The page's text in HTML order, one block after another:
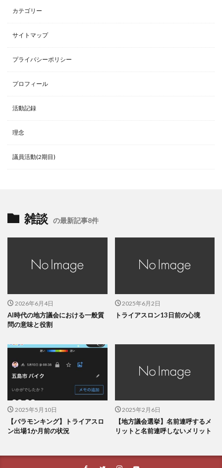
カテゴリー
サイトマップ
プライバシーポリシー
プロフィール
活動記録
理念
議員活動(2期目)
雑談 の最新記事8件
2026年6月4日
AI時代の地方議会における一般質
問の意味と役割
2025年6月2日
トライアスロン13日前の心境
2025年5月10日
【バラモンキング】トライアスロ
ン出場1か月前の状況
2025年2月6日
【地方議会選挙】名前連呼するメ
リットと名前連呼しないメリット